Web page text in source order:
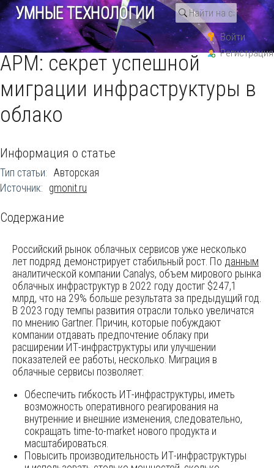
УМНЫЕ ТЕХНОЛОГИИ
Войти
Регистрация
Статьи Разработка ПО
APM: секрет успешной
миграции инфраструктуры в
облако
Информация о статье
Тип статьи: Авторская
Источник: gmonit.ru
Содержание
Российский рынок облачных сервисов уже несколько
лет подряд демонстрирует стабильный рост. По данным
аналитической компании Canalys, объем мирового рынка
облачных инфраструктур в 2022 году достиг $247,1
млрд, что на 29% больше результата за предыдущий год.
В 2023 году темпы развития отрасли только увеличатся
по мнению Gartner. Причин, которые побуждают
компании отдавать предпочтение облаку при
расширении ИТ-инфраструктуры или улучшении
показателей ее работы, несколько. Миграция в
облачные сервисы позволяет:
Обеспечить гибкость ИТ-инфраструктуры, иметь
возможность оперативного реагирования на
внутренние и внешние изменения, следовательно,
сокращать time-to-market нового продукта и
масштабироваться.
Повысить производительность ИТ-инфраструктуры